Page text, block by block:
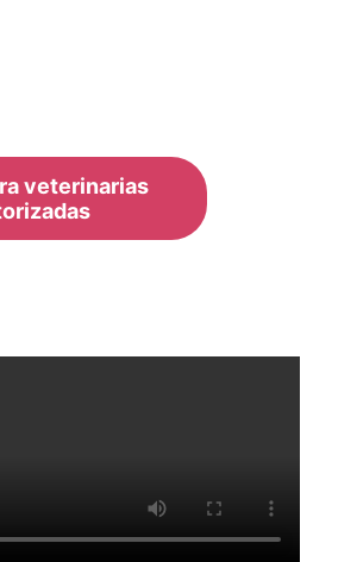
veterinarias